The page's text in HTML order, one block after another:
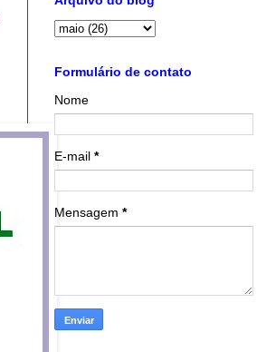
Formulário de contato
Nome
E-mail *
Mensagem *